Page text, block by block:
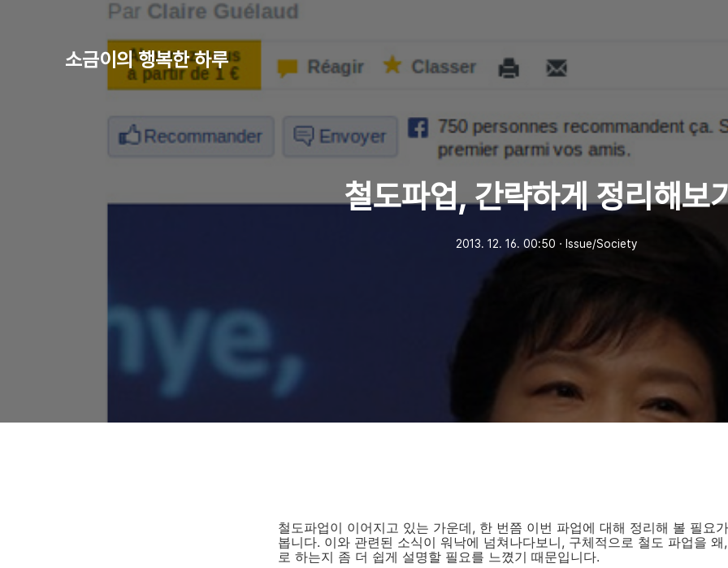
소금이의 행복한 하루
철도파업, 간략하게 정리해보
2013. 12. 16. 00:50 ㆍ Issue/Society
철도파업이 이어지고 있는 가운데, 한 번쯤 이번 파업에 대해 정리해 볼 필요
봅니다. 이와 관련된 소식이 워낙에 넘쳐나다보니, 구체적으로 철도 파업을 왜
로 하는지 좀 더 쉽게 설명할 필요를 느꼈기 때문입니다.